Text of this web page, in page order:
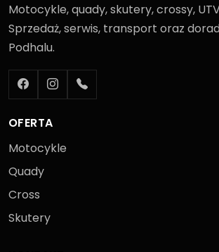
Motocykle, quady, skutery, crossy, UTV
Sprzedaż, serwis, transport oraz
Podhalu.
OFERTA
Motocykle
Quady
Cross
Skutery